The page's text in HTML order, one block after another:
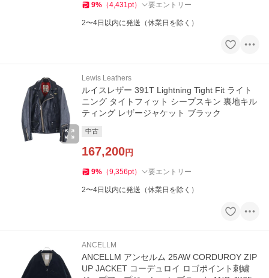
9% （4,431pt） 要エントリー
2〜4日以内に発送（休業日を除く）
Lewis Leathers
ルイスレザー 391T Lightning Tight Fit ライト
ニング タイトフィット シープスキン 裏地キル
ティング レザージャケット ブラック
中古
167,200円
9% （9,356pt） 要エントリー
2〜4日以内に発送（休業日を除く）
ANCELLM
ANCELLM アンセルム 25AW CORDUROY ZIP
UP JACKET コーデュロイ ロゴポイント刺繍